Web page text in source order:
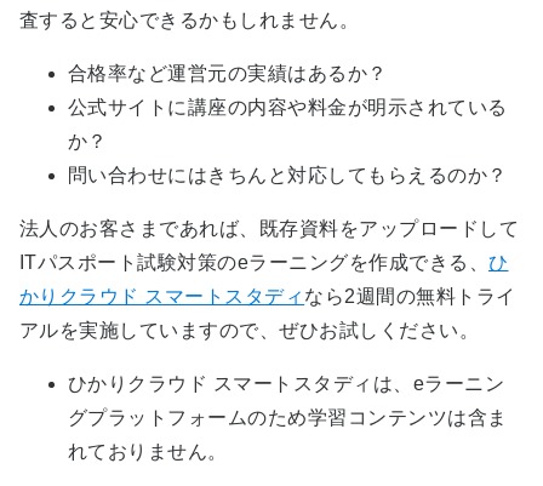
査すると安心できるかもしれません。
合格率など運営元の実績はあるか？
公式サイトに講座の内容や料金が明示されている
か？
問い合わせにはきちんと対応してもらえるのか？
法人のお客さまであれば、既存資料をアップロードして
ITパスポート試験対策のeラーニングを作成できる、 ひ
かりクラウド スマートスタディ なら2週間の無料トライ
アルを実施していますので、ぜひお試しください。
ひかりクラウド スマートスタディは、eラーニン
グプラットフォームのため学習コンテンツは含ま
れておりません。